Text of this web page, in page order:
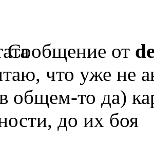
Сообщение от
что уже не
общем-то да)
до их боя